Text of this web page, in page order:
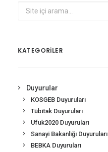
KATEGORİLER
Duyurular
KOSGEB Duyuruları
Tübitak Duyuruları
Ufuk2020 Duyuruları
Sanayi Bakanlığı Duyuruları
BEBKA Duyuruları